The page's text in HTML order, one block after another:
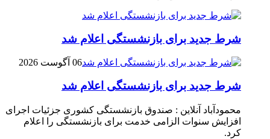
شرط جدید برای بازنشستگی اعلام شد
06 آگوست 2026
شرط جدید برای بازنشستگی اعلام شد
محمودآباد آنلاین : صندوق بازنشستگی کشوری جزئیات اجرای
افزایش سنوات الزامی خدمت برای بازنشستگی را اعلام
کرد.